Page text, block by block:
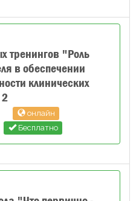
тренингов "Роль
в обеспечении
клинических
онлайн
Бесплатно